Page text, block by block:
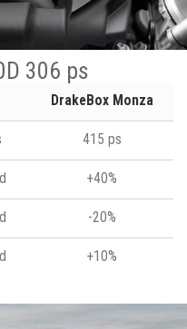
306 ps
DrakeBox Monza
415 ps
+40%
-20%
+10%